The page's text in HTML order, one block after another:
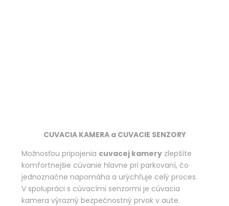
CUVACIA KAMERA a CUVACIE SENZORY
Možnosťou pripojenia cuvacej kamery zlepšíte
komfortnejšie cúvanie hlavne pri parkovaní, čo
jednoznačne napomáha a urýchľuje celý proces.
V spolupráci s cúvacími senzormi je cúvacia
kamera výrazný bezpečnostný prvok v aute.